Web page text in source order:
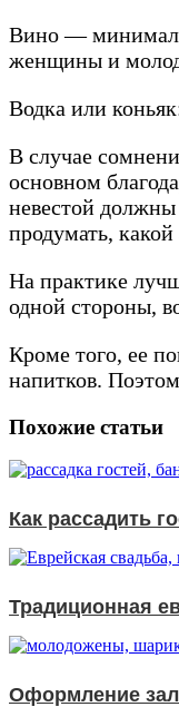
Вино —
женщины и
Водка или
В случае
основном
невестой должны
продумать, какой
На практике
одной стороны,
Кроме того, ее
напитков.
Похожие статьи
Как рассадить
Традиционная
Оформление